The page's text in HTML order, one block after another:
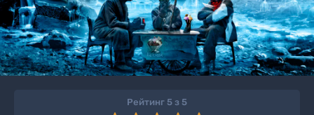
Рейтинг 5 з 5